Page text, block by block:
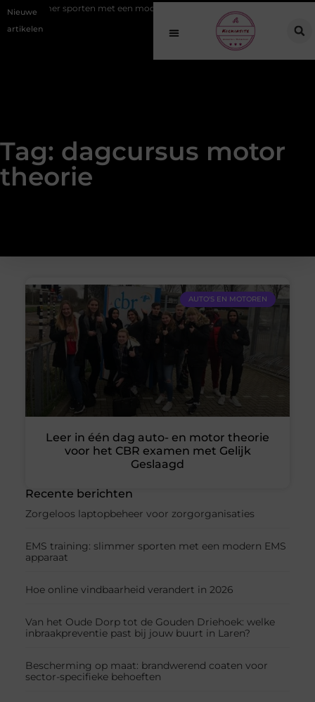
Nieuwe
artikelen
slimmer sporten met een modern EMS apparaat
Tag: dagcursus motor
theorie
Recente berichten
Zorgeloos laptopbeheer voor zorgorganisaties
EMS training: slimmer sporten met een modern EMS
apparaat
Hoe online vindbaarheid verandert in 2026
Van het Oude Dorp tot de Gouden Driehoek: welke
inbraakpreventie past bij jouw buurt in Laren?
Bescherming op maat: brandwerend coaten voor
sector-specifieke behoeften
AUTO'S EN MOTOREN
Leer in één dag auto- en motor theorie
voor het CBR examen met Gelijk
Geslaagd